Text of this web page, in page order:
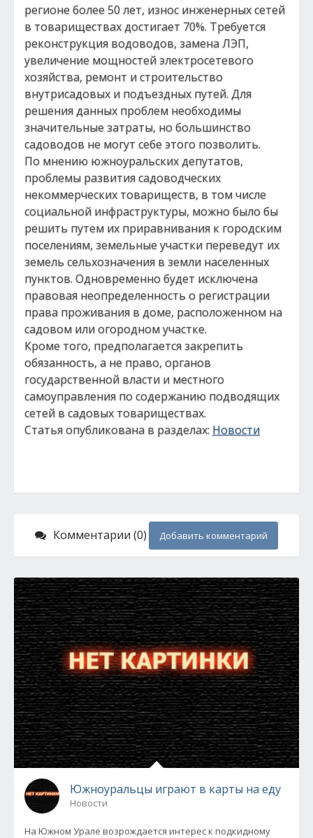
регионе более 50 лет, износ инженерных сетей
в товариществах достигает 70%. Требуется
реконструкция водоводов, замена ЛЭП,
увеличение мощностей электросетевого
хозяйства, ремонт и строительство
внутрисадовых и подъездных путей. Для
решения данных проблем необходимы
значительные затраты, но большинство
садоводов не могут себе этого позволить.
По мнению южноуральских депутатов,
проблемы развития садоводческих
некоммерческих товариществ, в том числе
социальной инфраструктуры, можно было бы
решить путем их приравнивания к городским
поселениям, земельные участки переведут их
земель сельхозначения в земли населенных
пунктов. Одновременно будет исключена
правовая неопределенность о регистрации
права проживания в доме, расположенном на
садовом или огородном участке.
Кроме того, предполагается закрепить
обязанность, а не право, органов
государственной власти и местного
самоуправления по содержанию подводящих
сетей в садовых товариществах.
Статья опубликована в разделах: Новости
Комментарии (0) Добавить комментарий
Южноуральцы играют в карты на еду
Новости
На Южном Урале возрождается интерес к подкидному